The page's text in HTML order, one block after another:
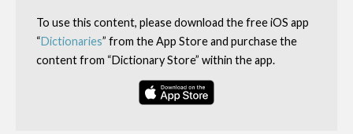
To use this content, please download the free iOS app
“Dictionaries” from the App Store and purchase the
content from “Dictionary Store” within the app.